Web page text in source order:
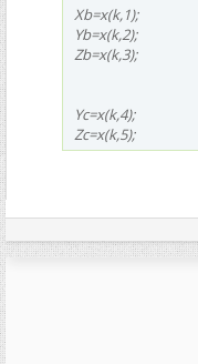
Xb=x(k,1);
Yb=x(k,2);
Zb=x(k,3);
Yc=x(k,4);
Zc=x(k,5);